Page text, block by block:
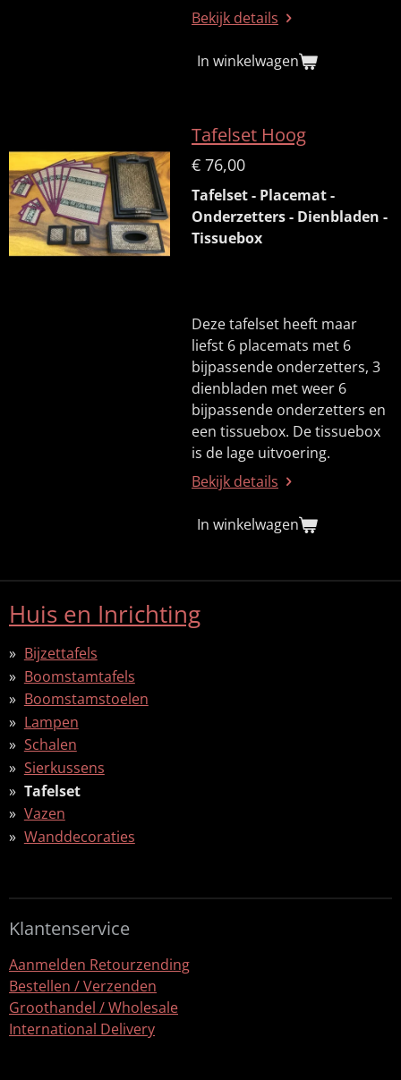
Bekijk details
In winkelwagen
Tafelset Hoog
€ 76,00
Tafelset - Placemat -
Onderzetters - Dienbladen -
Tissuebox
Deze tafelset heeft maar
liefst 6 placemats met 6
bijpassende onderzetters, 3
dienbladen met weer 6
bijpassende onderzetters en
een tissuebox. De tissuebox
is de lage uitvoering.
Bekijk details
In winkelwagen
Huis en Inrichting
Bijzettafels
Boomstamtafels
Boomstamstoelen
Lampen
Schalen
Sierkussens
Tafelset
Vazen
Wanddecoraties
Klantenservice
Aanmelden Retourzending
Bestellen / Verzenden
Groothandel / Wholesale
International Delivery